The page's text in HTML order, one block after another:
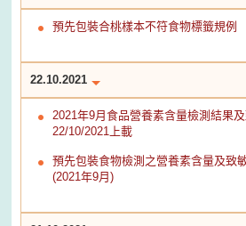
預先包裝合桃樣本不符食物標籤規例
22.10.2021
2021年9月食品營養素含量檢測結果
22/10/2021上載
預先包裝食物檢測之營養素含量及致
(2021年9月)